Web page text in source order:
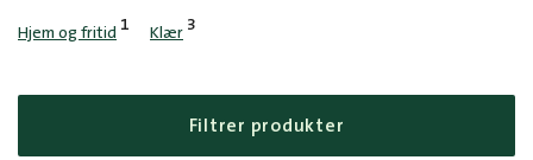
Hjem og fritid 1 Klær 3
Filtrer produkter